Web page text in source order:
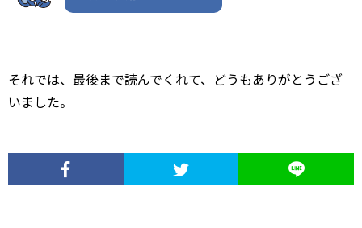
それでは、最後まで読んでくれて、どうもありがとうござ
いました。